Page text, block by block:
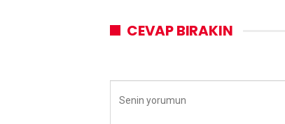
CEVAP BIRAKIN